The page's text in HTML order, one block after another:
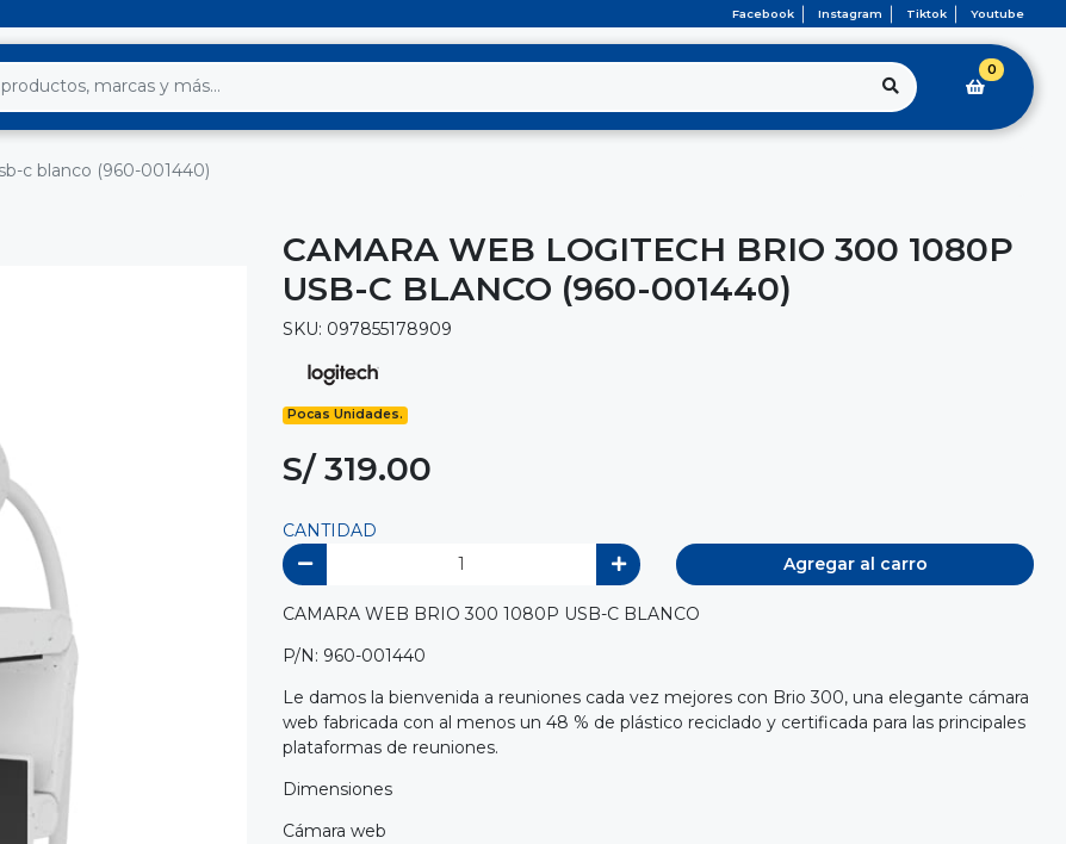
Facebook Instagram Tiktok Youtube
0
c blanco (960-001440)
CAMARA WEB LOGITECH BRIO 300 1080P
USB-C BLANCO (960-001440)
SKU: 097855178909
Pocas Unidades.
S/ 319.00
CANTIDAD
Agregar al carro
CAMARA WEB BRIO 300 1080P USB-C BLANCO
P/N: 960-001440
Le damos la bienvenida a reuniones cada vez mejores con Brio 300, una elegante cámara
web fabricada con al menos un 48 % de plástico reciclado y certificada para las principales
plataformas de reuniones.
Dimensiones
Cámara web